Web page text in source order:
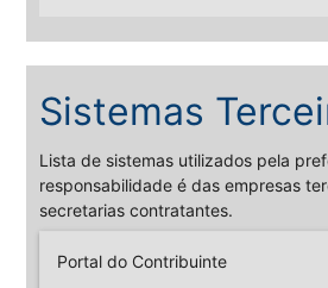
Sistemas
Lista de sistemas utilizados pela
responsabilidade é das empresas
secretarias contratantes.
Portal do Contribuinte